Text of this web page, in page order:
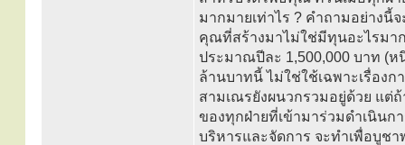
มากมายเท่าไร ? คำถามอย่างนี้
คุณที่สร้างมาไม่ใช่มีทุนอะไรมา
ประมาณปีละ 1,500,000 บาท (ห
ล้านบาทนี้ ไม่ใช่ใช้เฉพาะเรื่อง
สามเณรยังผนวกรวมอยู่ด้วย แต่
ของทุกฝ่ายที่เข้ามาร่วมดำเนิน
บริหารและจัดการ จะทำเพื่อบูช